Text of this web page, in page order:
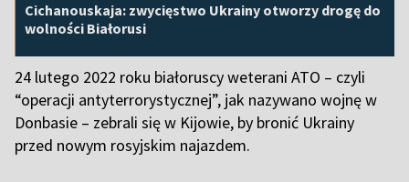
Cichanouskaja: zwycięstwo Ukrainy otworzy drogę do
wolności Białorusi
24 lutego 2022 roku białoruscy weterani ATO – czyli
“operacji antyterrorystycznej”, jak nazywano wojnę w
Donbasie – zebrali się w Kijowie, by bronić Ukrainy
przed nowym rosyjskim najazdem.